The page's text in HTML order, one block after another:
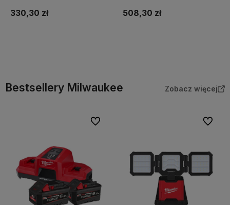
330,30 zł 508,30 zł
Bestsellery Milwaukee Zobacz więcej
Do ulubionych Do